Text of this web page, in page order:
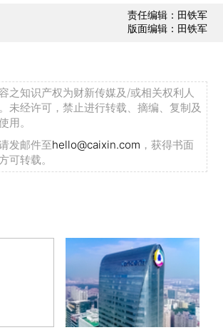
责任编辑：田铁军
版面编辑：田铁军
之知识产权为财新传媒及/或相关权利人
未经许可，禁止进行转载、摘编、复制及
用。
发邮件至hello@caixin.com ，获得书面
可转载。